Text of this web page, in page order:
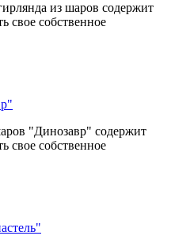
из шаров содержит
свое собственное
"Динозавр" содержит
свое собственное